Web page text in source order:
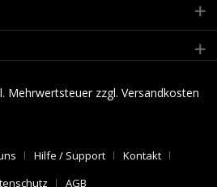
Mehrwertsteuer zzgl. Versandkosten
Hilfe / Support
Kontakt
AGB